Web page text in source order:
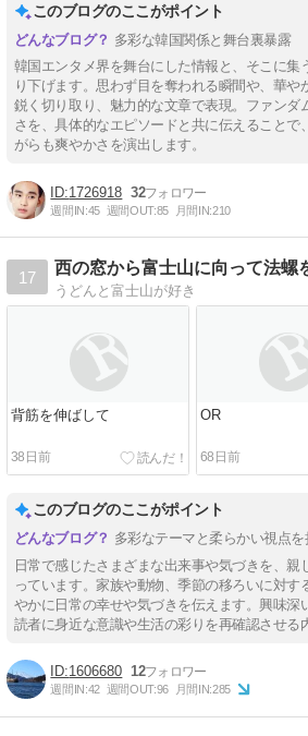
このブログのここがポイント
多彩な韓国関係と舞台裏暴露
韓国エンタメ界を舞台にした情報と、そこに集
り下げます。思わず目を奪われる瞬間や、華や
鋭く切り取り、魅力的な文章で表現。ファンダ
さを、具体的なエピソードと共に伝えることで
がらも爽やかさを演出します。
1726918 32
週間IN:45 週間OUT:85 月間IN:210
17
西の窓から富士山に向って法螺
うどんと富士山が好き
背筋を伸ばして
38日前
OR
68日前
このブログのここがポイント
多彩なテーマと柔らかい視点
日常で感じたさまざまな出来事や気づきを、親
っています。家族や動物、季節の移ろいに対す
やかに日常の幸せや気づきを伝えます。興味深
読者に身近な意識や生活の彩りを再確認させる
1606680 12
週間IN:42 週間OUT:96 月間IN:285